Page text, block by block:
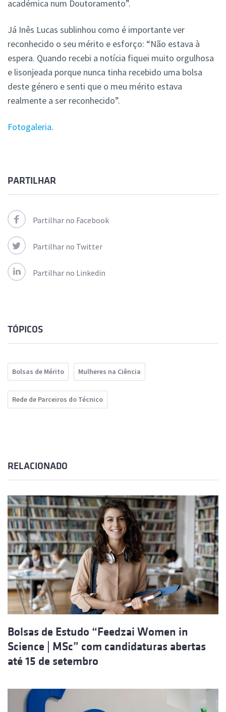
académica num Doutoramento”.
Já Inês Lucas sublinhou como é importante ver
reconhecido o seu mérito e esforço: “Não estava à
espera. Quando recebi a notícia fiquei muito orgulhosa
e lisonjeada porque nunca tinha recebido uma bolsa
deste género e senti que o meu mérito estava
realmente a ser reconhecido”.
Fotogaleria.
PARTILHAR
Partilhar no Facebook
Partilhar no Twitter
Partilhar no Linkedin
TÓPICOS
Bolsas de Mérito Mulheres na Ciência
Rede de Parceiros do Técnico
RELACIONADO
Bolsas de Estudo “Feedzai Women in
Science | MSc” com candidaturas abertas
até 15 de setembro